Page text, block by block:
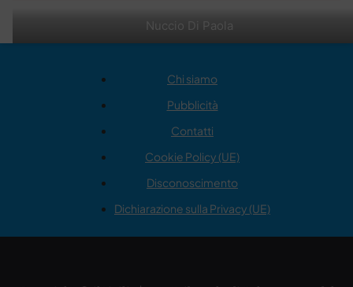
Nuccio Di Paola
Chi siamo
Pubblicità
Contatti
Cookie Policy (UE)
Disconoscimento
Dichiarazione sulla Privacy (UE)